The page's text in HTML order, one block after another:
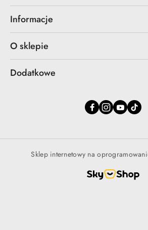
Informacje
O sklepie
Dodatkowe
Sklep internetowy na